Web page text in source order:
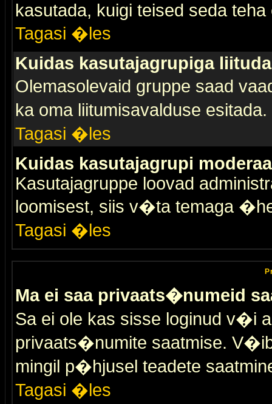
kasutada, kuigi teised seda teha
Tagasi �les
Kuidas kasutajagrupiga
Olemasolevaid gruppe saad
ka oma liitumisavalduse
Tagasi �les
Kuidas kasutajagrupi
Kasutajagruppe loovad
loomisest, siis v�ta temaga
Tagasi �les
Ma ei saa privaats�numeid
Sa ei ole kas sisse loginud v�i
privaats�numite saatmise.
mingil p�hjusel teadete
Tagasi �les